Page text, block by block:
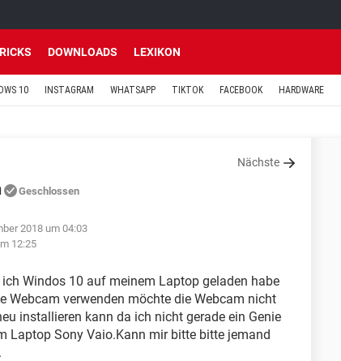
DOWNLOADS LEXIKON
10 INSTAGRAM WHATSAPP TIKTOK FACEBOOK HARDWARE
Nächste
Geschlossen
2018 um 04:03
12:25
Windos 10 auf meinem Laptop geladen habe
Webcam verwenden möchte die Webcam nicht
installieren kann da ich nicht gerade ein Genie
Laptop Sony Vaio.Kann mir bitte bitte jemand